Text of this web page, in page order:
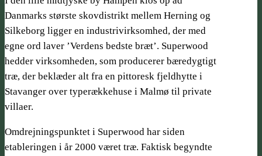
Danmarks største skovdistrikt mellem Herning og
Silkeborg ligger en industrivirksomhed, der med
egne ord laver ’Verdens bedste bræt’. Superwood
hedder virksomheden, som producerer bæredygtigt
træ, der beklæder alt fra en pittoresk fjeldhytte i
Stavanger over typerækkehuse i Malmø til private
villaer.
Omdrejningspunktet i Superwood har siden
etableringen i år 2000 været træ. Faktisk begyndte